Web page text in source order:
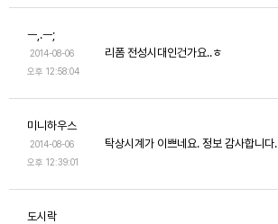
ㅡ,.ㅡ;
2014-08-06
오후 12:58:04
리폼 전성시대인건가요..ㅎ
미니하우스
2014-08-06
오후 12:39:01
탁상시계가 이쁘네요. 정보 감사합니다.
도시락